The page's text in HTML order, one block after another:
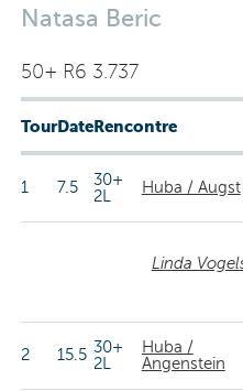
Natasa Beric
50+ R6 3.737
TourDateRencontre
1 7.5
30+
2L
Huba / Augst
Linda
2 15.5 30+
2L
Huba /
Angenstein